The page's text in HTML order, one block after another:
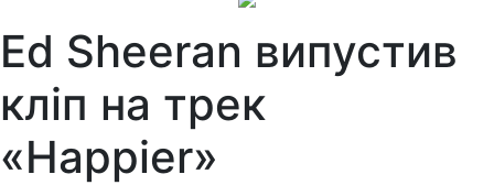
Ed Sheeran випустив
кліп на трек
«Happier»